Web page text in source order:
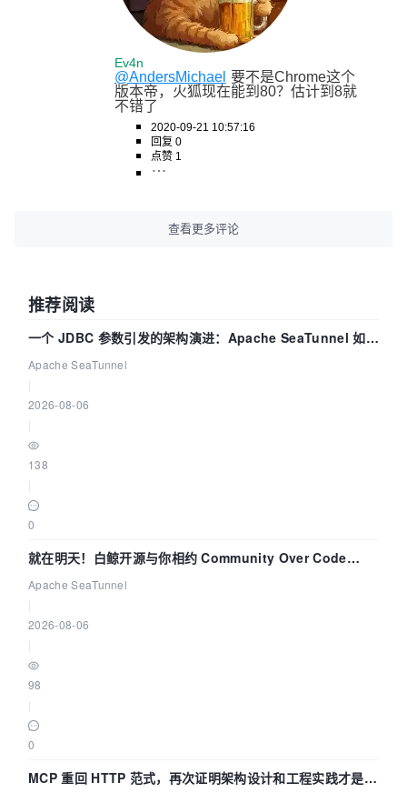
Ev4n
@AndersMichael 要不是Chrome这个
版本帝，火狐现在能到80？估计到8就
不错了
2020-09-21 10:57:16
回复 0
点赞 1
查看更多评论
推荐阅读
一个 JDBC 参数引发的架构演进：Apache SeaTunnel 如何
解决数据同步中的“定时 Flush”难题
Apache SeaTunnel
2026-08-06
138
0
就在明天！白鲸开源与你相约 Community Over Code
Asia 2026 主题演讲！
Apache SeaTunnel
2026-08-06
98
0
MCP 重回 HTTP 范式，再次证明架构设计和工程实践才是稀